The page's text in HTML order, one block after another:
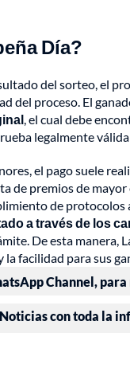
Día?
del sorteo, el
del proceso. El
, el cual debe
legalmente
el pago suele
de premios de
de
a través de los
De esta manera,
facilidad para sus
Channel,
con toda la